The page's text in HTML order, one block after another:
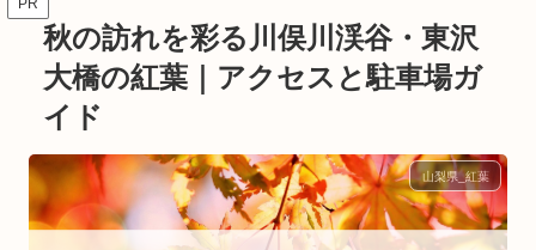
秋の訪れを彩る川俣川渓谷・東沢
大橋の紅葉｜アクセスと駐車場ガ
イド
山梨県_紅葉